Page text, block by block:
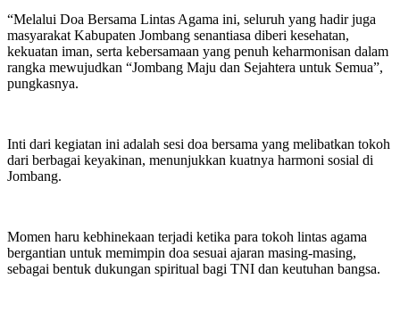
“Melalui Doa Bersama Lintas Agama ini, seluruh yang hadir juga
masyarakat Kabupaten Jombang senantiasa diberi kesehatan,
kekuatan iman, serta kebersamaan yang penuh keharmonisan dalam
rangka mewujudkan “Jombang Maju dan Sejahtera untuk Semua”,
pungkasnya.
Inti dari kegiatan ini adalah sesi doa bersama yang melibatkan tokoh
dari berbagai keyakinan, menunjukkan kuatnya harmoni sosial di
Jombang.
Momen haru kebhinekaan terjadi ketika para tokoh lintas agama
bergantian untuk memimpin doa sesuai ajaran masing-masing,
sebagai bentuk dukungan spiritual bagi TNI dan keutuhan bangsa.